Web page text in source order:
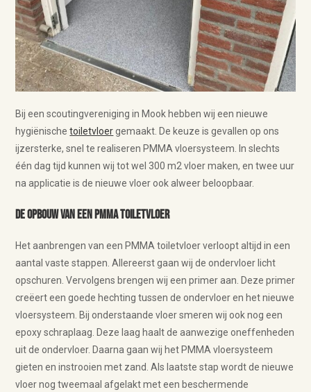
Bij een scoutingvereniging in Mook hebben wij een nieuwe
hygiënischetoiletvloergemaakt. De keuze is gevallen op ons
ijzersterke, snel te realiseren PMMA vloersysteem. In slechts
één dag tijd kunnen wij tot wel 300 m2 vloer maken, en twee uur
na applicatie is de nieuwe vloer ook alweer beloopbaar.
De opbouw van een PMMA toiletvloer
Het aanbrengen van een PMMA toiletvloer verloopt altijd in een
aantal vaste stappen. Allereerst gaan wij de ondervloer licht
opschuren. Vervolgens brengen wij een primer aan. Deze primer
creëert een goede hechting tussen de ondervloer en het nieuwe
vloersysteem. Bij onderstaande vloer smeren wij ook nog een
epoxy schraplaag. Deze laag haalt de aanwezige oneffenheden
uit de ondervloer. Daarna gaan wij het PMMA vloersysteem
gieten en instrooien met zand. Als laatste stap wordt de nieuwe
vloer nog tweemaal afgelakt met een beschermende